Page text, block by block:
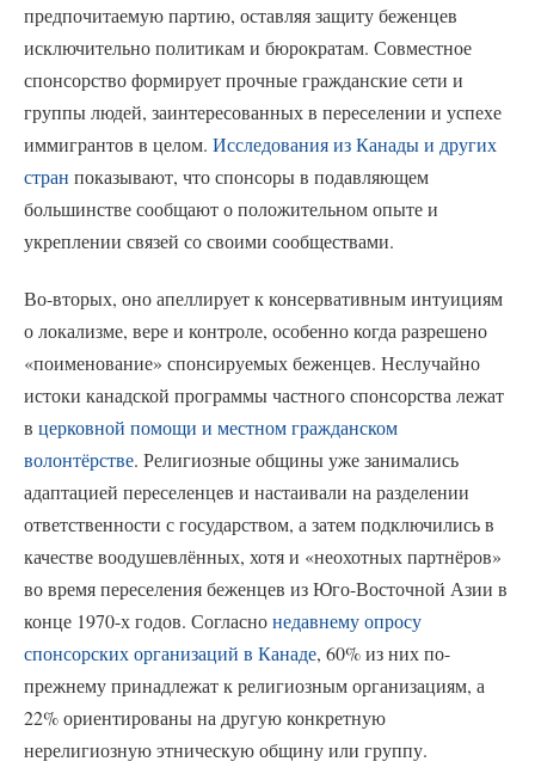
предпочитаемую партию, оставляя защиту беженцев
исключительно политикам и бюрократам. Совместное
спонсорство формирует прочные гражданские сети и
группы людей, заинтересованных в переселении и успехе
иммигрантов в целом. Исследования из Канады и других
стран показывают, что спонсоры в подавляющем
большинстве сообщают о положительном опыте и
укреплении связей со своими сообществами.
Во-вторых, оно апеллирует к консервативным интуициям
о локализме, вере и контроле, особенно когда разрешено
«поименование» спонсируемых беженцев. Неслучайно
истоки канадской программы частного спонсорства лежат
в церковной помощи и местном гражданском
волонтёрстве. Религиозные общины уже занимались
адаптацией переселенцев и настаивали на разделении
ответственности с государством, а затем подключились в
качестве воодушевлённых, хотя и «неохотных партнёров»
во время переселения беженцев из Юго-Восточной Азии в
конце 1970-х годов. Согласнонедавнему опросу
спонсорских организаций в Канаде, 60% из них по-
прежнему принадлежат к религиозным организациям, а
22% ориентированы на другую конкретную
нерелигиозную этническую общину или группу.